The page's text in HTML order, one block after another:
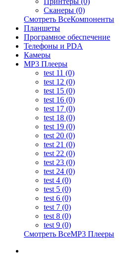
Сканеры (0)
Смотреть ВсеКомпоненты
Планшеты
Програмное обеспечение
Телефоны и PDA
Камеры
MP3 Плееры
test 11 (0)
test 12 (0)
test 15 (0)
test 16 (0)
test 17 (0)
test 18 (0)
test 19 (0)
test 20 (0)
test 21 (0)
test 22 (0)
test 23 (0)
test 24 (0)
test 4 (0)
test 5 (0)
test 6 (0)
test 7 (0)
test 8 (0)
test 9 (0)
Смотреть ВсеMP3 Плееры